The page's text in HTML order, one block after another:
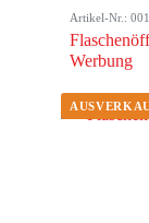
Artikel-Nr.:
Werbung